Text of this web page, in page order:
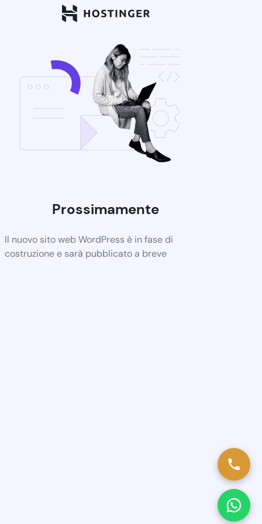
Prossimamente
Il nuovo sito web WordPress è in fase di
costruzione e sarà pubblicato a breve